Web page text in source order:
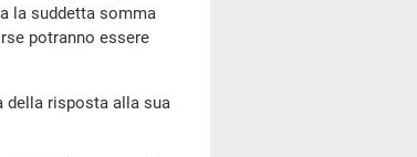
la suddetta somma
potranno essere
della risposta alla sua